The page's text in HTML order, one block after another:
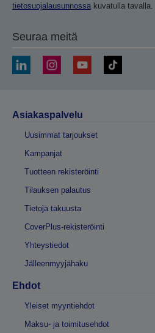
tietosuojalausunnossa kuvatulla tavalla.
Seuraa meitä
Asiakaspalvelu
Uusimmat tarjoukset
Kampanjat
Tuotteen rekisteröinti
Tilauksen palautus
Tietoja takuusta
CoverPlus-rekisteröinti
Yhteystiedot
Jälleenmyyjähaku
Ehdot
Yleiset myyntiehdot
Maksu- ja toimitusehdot